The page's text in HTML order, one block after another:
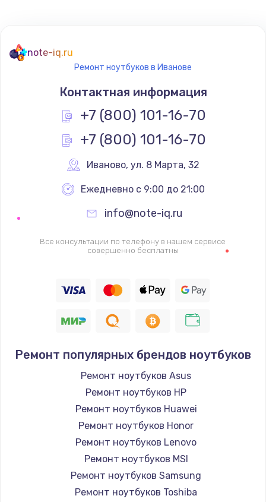
note-iq.ru
Ремонт ноутбуков в Иванове
Контактная информация
+7 (800) 101-16-70
+7 (800) 101-16-70
Иваново, ул. 8 Марта, 32
Ежедневно с 9:00 до 21:00
info@note-iq.ru
Все консультации по телефону в нашем сервисе
совершенно бесплатны
Ремонт популярных брендов ноутбуков
Ремонт ноутбуков Asus
Ремонт ноутбуков HP
Ремонт ноутбуков Huawei
Ремонт ноутбуков Honor
Ремонт ноутбуков Lenovo
Ремонт ноутбуков MSI
Ремонт ноутбуков Samsung
Ремонт ноутбуков Toshiba